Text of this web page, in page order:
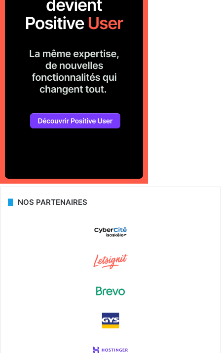
NOS PARTENAIRES